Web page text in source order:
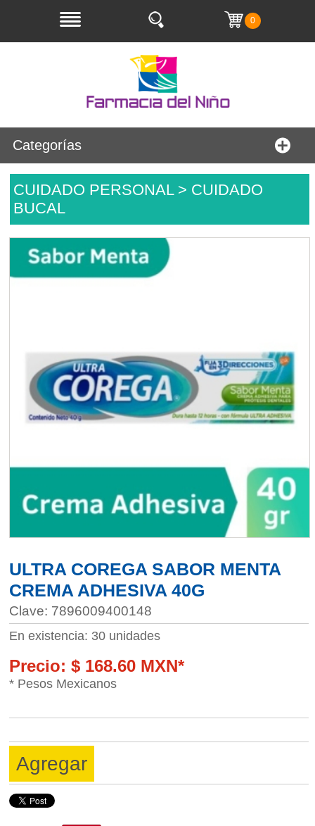
0
Categorías
CUIDADO PERSONAL > CUIDADO
BUCAL
ULTRA COREGA SABOR MENTA
CREMA ADHESIVA 40G
Clave: 7896009400148
En existencia: 30 unidades
Precio: $ 168.60 MXN*
* Pesos Mexicanos
Agregar